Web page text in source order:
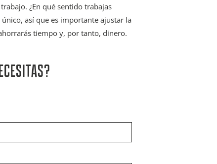
¿En qué sentido trabajas
así que es importante ajustar la
tiempo y, por tanto, dinero.